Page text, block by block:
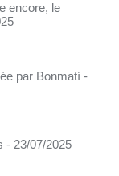
encore, le
par Bonmatí -
- 23/07/2025